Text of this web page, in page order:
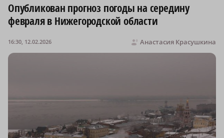
Опубликован прогноз погоды на середину
февраля в Нижегородской области
Анастасия Красушкина
16:30, 12.02.2026